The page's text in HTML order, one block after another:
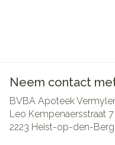
Neem contact
BVBA Apoteek
Leo Kempenaersstraat 7
2223 Heist-op-den-Berg